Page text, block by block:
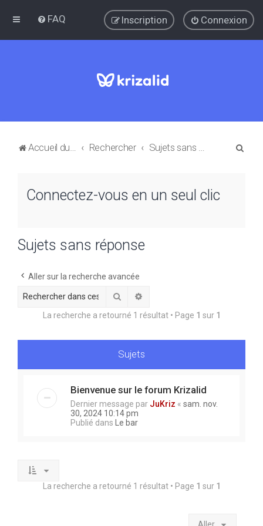
FAQ Connexion
Inscription
Accueil du forum Rechercher Sujets sans réponse
Connectez-vous en un seul clic
Sujets sans réponse
Aller sur la recherche avancée
Rechercher
La recherche a retourné 1 résultat • Page 1 sur 1
Sujets
Bienvenue sur le forum Krizalid
Dernier message par JuKriz « sam. nov.
30, 2024 10:14 pm
Publié dans Le bar
La recherche a retourné 1 résultat • Page 1 sur 1
Aller